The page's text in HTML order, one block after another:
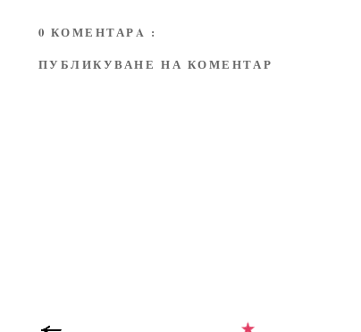
0 КОМЕНТАРA :
ПУБЛИКУВАНЕ НА КОМЕНТАР